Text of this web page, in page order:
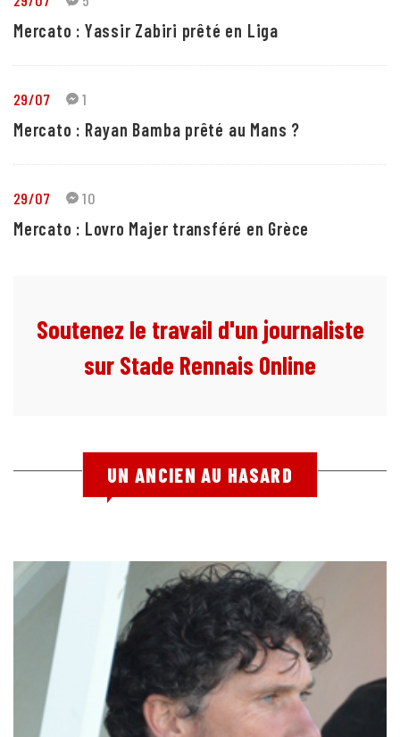
Mercato : Yassir Zabiri prêté en Liga
29/07 1
Mercato : Rayan Bamba prêté au Mans ?
29/07 10
Mercato : Lovro Majer transféré en Grèce
Soutenez le travail d'un journaliste
sur Stade Rennais Online
UN ANCIEN AU HASARD